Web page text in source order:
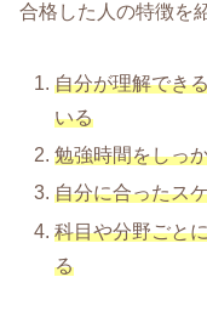
合格した人の特徴を
自分が理解でき
いる
勉強時間をしっ
自分に合ったス
科目や分野ごと
る